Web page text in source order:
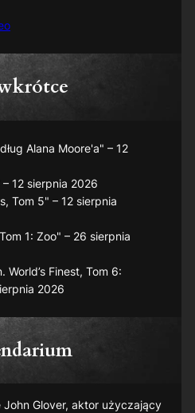
Alana Moore'a" – 12
12 sierpnia 2026
Tom 5" – 12 sierpnia
1: Zoo" – 26 sierpnia
World’s Finest, Tom 6:
2026
John Glover, aktor użyczający